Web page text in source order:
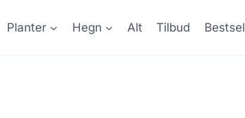
Planter Hegn Alt Tilbud